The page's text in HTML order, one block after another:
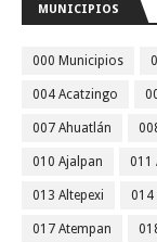
MUNICIPIOS
000 Municipios
004 Acatzingo
007 Ahuatlán
010 Ajalpan 011
013 Altepexi 014
017 Atempan